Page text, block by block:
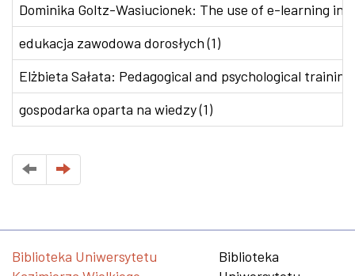
Dominika Goltz-Wasiucionek: The use of e-learning in
edukacja zawodowa dorosłych (1)
Elżbieta Sałata: Pedagogical and psychological
gospodarka oparta na wiedzy (1)
Biblioteka Uniwersytetu
Biblioteka